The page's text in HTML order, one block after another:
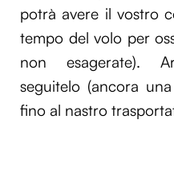
potrà avere il vostro
tempo del volo per
non esagerate).
seguitelo (ancora
fino al nastro